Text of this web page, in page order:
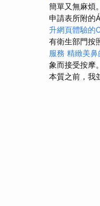
簡單又無麻煩
申請表所附的
升網頁體驗的
有衛生部門按
服務 精緻美
象而接受按摩
本質之前，我